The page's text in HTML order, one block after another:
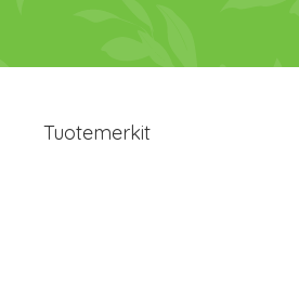
Tuotemerkit